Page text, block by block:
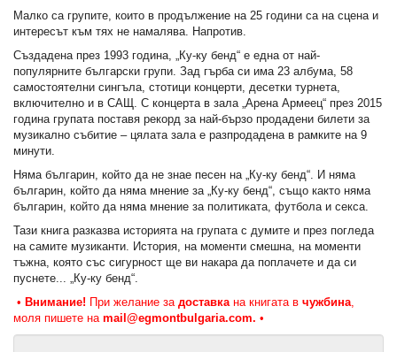
Малко са групите, които в продължение на 25 години са на сцена и
интересът към тях не намалява. Напротив.
Създадена през 1993 година, „Ку-ку бенд“ е една от най-
популярните български групи. Зад гърба си има 23 албума, 58
самостоятелни сингъла, стотици концерти, десетки турнета,
включително и в САЩ. С концерта в зала „Арена Армеец“ през 2015
година групата поставя рекорд за най-бързо продадени билети за
музикално събитие – цялата зала е разпродадена в рамките на 9
минути.
Няма българин, който да не знае песен на „Ку-ку бенд“. И няма
българин, който да няма мнение за „Ку-ку бенд“, също както няма
българин, който да няма мнение за политиката, футбола и секса.
Тази книга разказва историята на групата с думите и през погледа
на самите музиканти. История, на моменти смешна, на моменти
тъжна, която със сигурност ще ви накара да поплачете и да си
пуснете... „Ку-ку бенд“.
• Внимание! При желание за доставкана книгата в чужбина,
моля пишете на mail@egmontbulgaria.com. •